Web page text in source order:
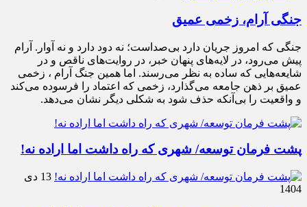
جنگی آرام، زخمی عمیق
جنگی که امروز جریان دارد بی‌صداست؛ نه دود دارد و نه آوار. آرام
پیش می‌رود، در لایه‌های پنهان خبر، در روایت‌های ناقص و در
شایعه‌هایی که ساده به نظر می‌رسند. اما همین جنگ آرام ، زخمی
عمیق بر ذهن جامعه می‌گذارد، زخمی که اعتماد را فرسوده می‌کند
و واقعیت را بی‌آنکه حذف شود به شکلی دیگر نشان می‌دهد.
پشت فرمان توسعه/ شهری که راه داشت اما اراده نه!
13 دی
1404